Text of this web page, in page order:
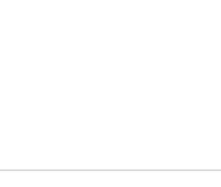
situaties
recreatiegebied
duurzame landbouw en